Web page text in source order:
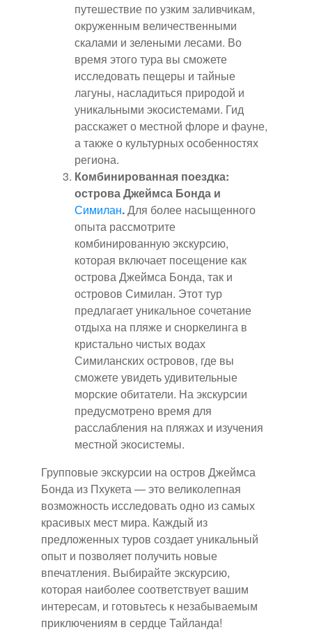
путешествие по узким заливчикам,
окруженным величественными
скалами и зелеными лесами. Во
время этого тура вы сможете
исследовать пещеры и тайные
лагуны, насладиться природой и
уникальными экосистемами. Гид
расскажет о местной флоре и фауне,
а также о культурных особенностях
региона.
Комбинированная поездка:
острова Джеймса Бонда и
Симилан.Для более насыщенного
опыта рассмотрите
комбинированную экскурсию,
которая включает посещение как
острова Джеймса Бонда, так и
островов Симилан. Этот тур
предлагает уникальное сочетание
отдыха на пляже и сноркелинга в
кристально чистых водах
Симиланских островов, где вы
сможете увидеть удивительные
морские обитатели. На экскурсии
предусмотрено время для
расслабления на пляжах и изучения
местной экосистемы.
Групповые экскурсии на остров Джеймса
Бонда из Пхукета — это великолепная
возможность исследовать одно из самых
красивых мест мира. Каждый из
предложенных туров создает уникальный
опыт и позволяет получить новые
впечатления. Выбирайте экскурсию,
которая наиболее соответствует вашим
интересам, и готовьтесь к незабываемым
приключениям в сердце Тайланда!